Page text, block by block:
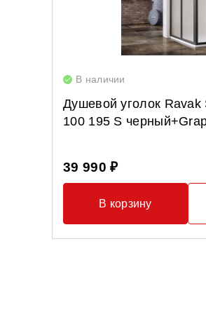
В наличии
Душевой уголок Ravak
100 195 S
39 990 ₽
В корзину